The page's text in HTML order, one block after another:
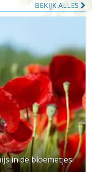
BEKIJK ALLES
in de bloemetjes